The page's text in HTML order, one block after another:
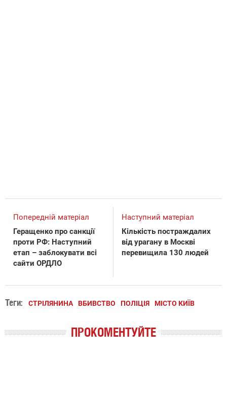
Попередній матеріал
Геращенко про санкції
проти РФ: Наступний
етап – заблокувати всі
сайти ОРДЛО
Наступний матеріал
Кількість постраждалих
від урагану в Москві
перевищила 130 людей
Теги: СТРІЛЯНИНА ВБИВСТВО ПОЛІЦІЯ МІСТО КИЇВ
ПРОКОМЕНТУЙТЕ